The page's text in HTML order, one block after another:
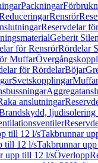
Packningar
Rensrör
Reservdelar
Geberit
för RensrörRördelar
Muffar
för RördelarBöjar
SvetskopplingarMuffar
anslutningar
till 12 l/sTakbrunnar
till 12 l/sTakbrunnar
upp till 12 l/sÖverlopp